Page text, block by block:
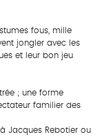
fous, mille
jongler avec les
et leur bon jeu
; une forme
familier des
Jacques Rebotier ou